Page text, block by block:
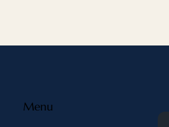
Menu